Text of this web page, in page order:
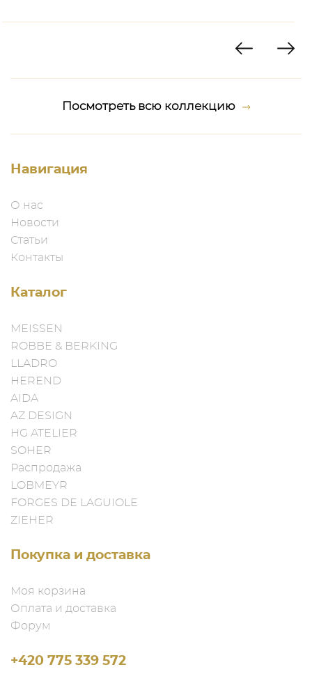
Посмотреть всю коллекцию
Навигация
О нас
Новости
Статьи
Контакты
Каталог
MEISSEN
ROBBE & BERKING
LLADRO
HEREND
AIDA
AZ DESIGN
HG ATELIER
SOHER
Распродажа
LOBMEYR
FORGES DE LAGUIOLE
ZIEHER
Покупка и доставка
Моя корзина
Оплата и доставка
Форум
+420 775 339 572